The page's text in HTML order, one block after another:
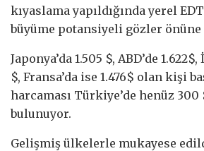
kıyaslama yapıldığında yerel
büyüme potansiyeli gözler
Japonya’da 1.505 $, ABD’de
$, Fransa’da ise 1.476$ olan kişi
harcaması Türkiye’de henüz 300
bulunuyor.
Gelişmiş ülkelerle mukayese